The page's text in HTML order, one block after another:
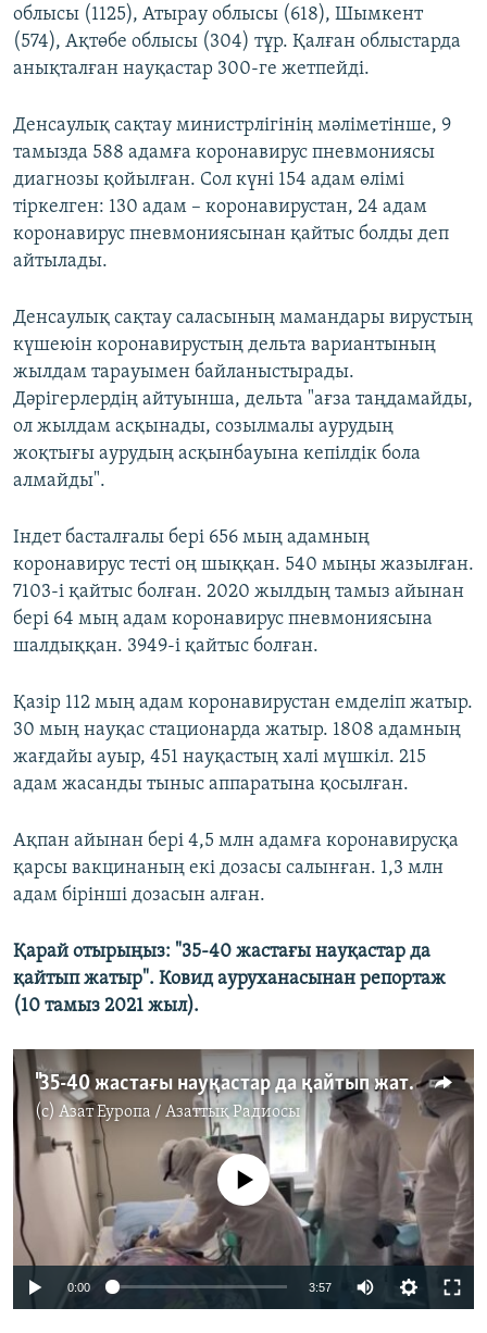
облысы (1125), Атырау облысы (618), Шымкент
(574), Ақтөбе облысы (304) тұр. Қалған облыстарда
анықталған науқастар 300-ге жетпейді.
Денсаулық сақтау министрлігінің мәліметінше, 9
тамызда 588 адамға коронавирус пневмониясы
диагнозы қойылған. Сол күні 154 адам өлімі
тіркелген: 130 адам – коронавирустан, 24 адам
коронавирус пневмониясынан қайтыс болды деп
айтылады.
Денсаулық сақтау саласының мамандары вирустың
күшеюін коронавирустың дельта вариантының
жылдам тарауымен байланыстырады.
Дәрігерлердің айтуынша, дельта "ағза таңдамайды,
ол жылдам асқынады, созылмалы аурудың
жоқтығы аурудың асқынбауына кепілдік бола
алмайды".
Індет басталғалы бері 656 мың адамның
коронавирус тесті оң шыққан. 540 мыңы жазылған.
7103-і қайтыс болған. 2020 жылдың тамыз айынан
бері 64 мың адам коронавирус пневмониясына
шалдыққан. 3949-і қайтыс болған.
Қазір 112 мың адам коронавирустан емделіп жатыр.
30 мың науқас стационарда жатыр. 1808 адамның
жағдайы ауыр, 451 науқастың халі мүшкіл. 215
адам жасанды тыныс аппаратына қосылған.
Ақпан айынан бері 4,5 млн адамға коронавирусқа
қарсы вакцинаның екі дозасы салынған. 1,3 млн
адам бірінші дозасын алған.
Қарай отырыңыз: "35-40 жастағы науқастар да
қайтып жатыр". Ковид ауруханасынан репортаж
(10 тамыз 2021 жыл).
"35-40 жастағы науқастар да қайтып жатыр". Ковид ауруханасынан репортаж
(c) Азат Еуропа / Азаттық Радиосы
No media source currently available
0:00 3:57